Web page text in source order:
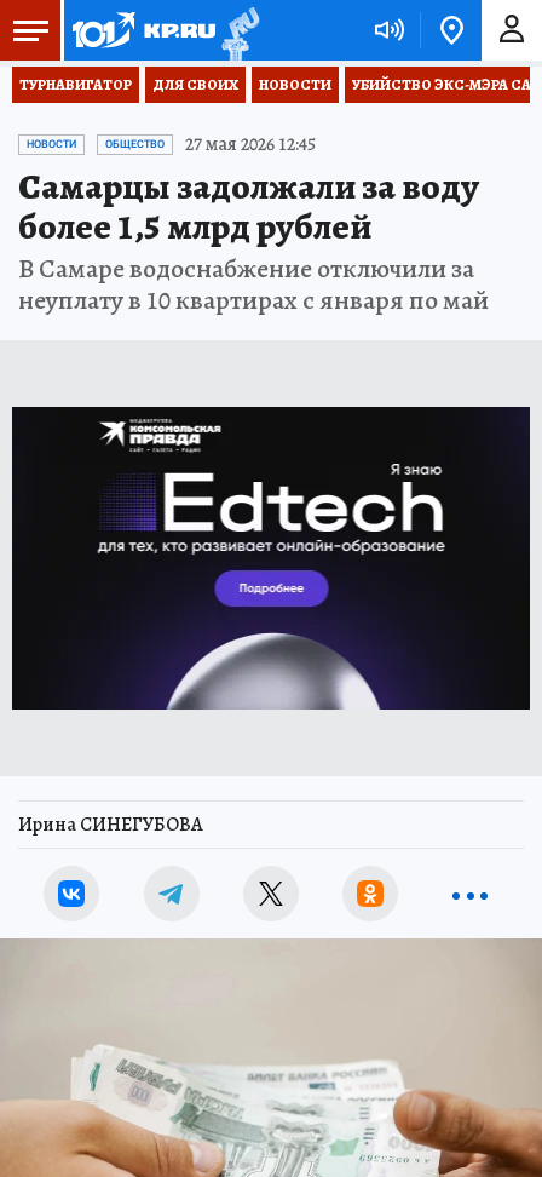
ТУРНАВИГАТОР ДЛЯ СВОИХ НОВОСТИ УБИЙСТВО ЭКС-МЭРА
НОВОСТИ ОБЩЕСТВО 27 мая 2026 12:45
Самарцы задолжали за воду
более 1,5 млрд рублей
В Самаре водоснабжение отключили за
неуплату в 10 квартирах с января по май
Ирина СИНЕГУБОВА